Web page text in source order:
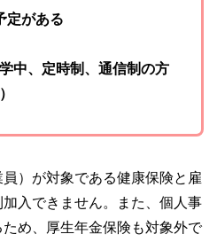
定がある
中、定時制、通信制の方
）が対象である健康保険と雇
入できません。また、個人事
め、厚生年金保険も対象外で